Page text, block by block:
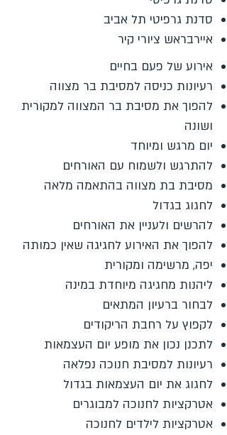
סדנת גרפיטי תל אביב
איירבראש ציורי קיר
אירוע של פעם בחיים
רעיונות כניסה למסיבת בר מצווה
להפוך את מסיבת בר המצווה למקורית
ושונה
יום מרגש ומיוחד
להתרגש ולשמוח עם האורחים
מסיבת בת מצווה בהתאמה מלאה
לחגוג בגדול
להרשים ולעניין את האורחים
להפוך את האירוע לחגיגה שאין כמותה
יפה, מרשימה ומקורית
ליהנות מחגיגה מיוחדת במינה
לבחור ברעיון המתאים
לקפוץ על רחבת הריקודים
לתכנן נכון את מופע יום העצמאות
רעיונות למסיבת חנוכה נפלאה
לחגוג את יום העצמאות בגדול
אטרקציות לחנוכה למבוגרים
אטרקציות לילדים לחנוכה